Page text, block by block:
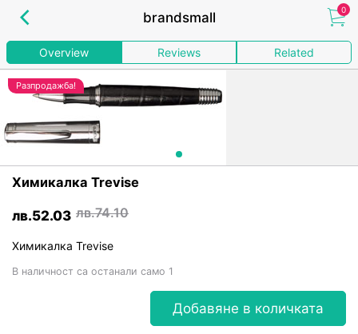
chevron_left brandsmall 0
Overview Reviews Related
Разпродажба!
Химикалка Trevise
лв.74.10Original
лв.52.03
Текущата
Химикалка Trevise
В наличност са останали само 1
Добавяне в количката